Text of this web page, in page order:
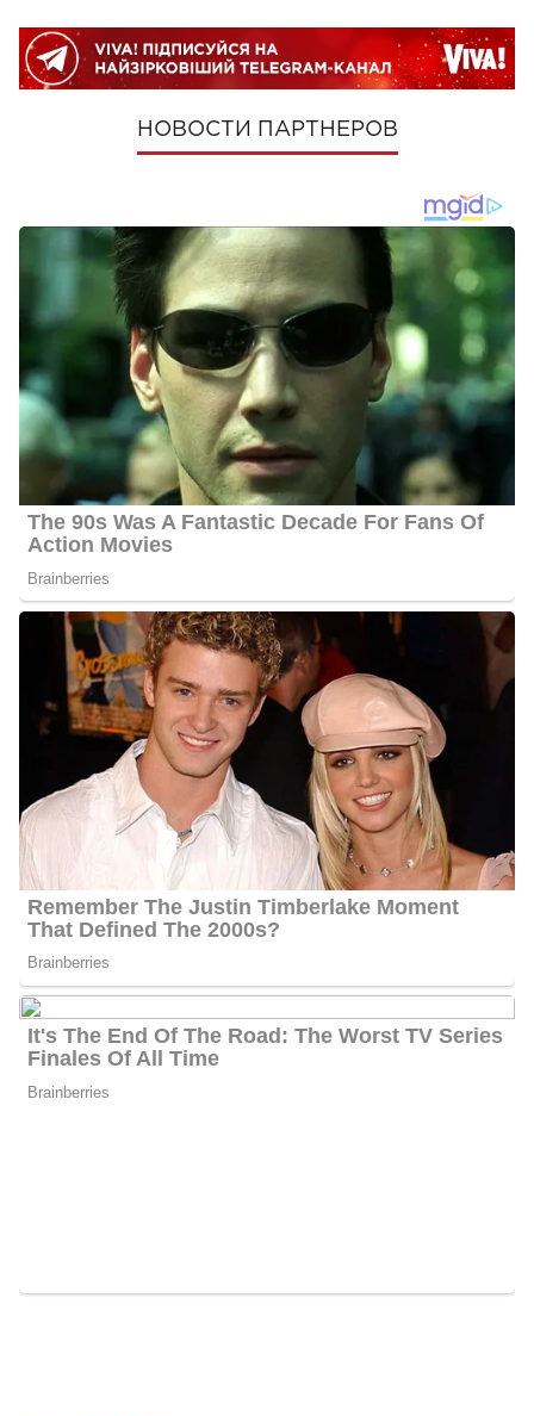
НОВОСТИ ПАРТНЕРОВ